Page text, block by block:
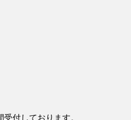
付しております。